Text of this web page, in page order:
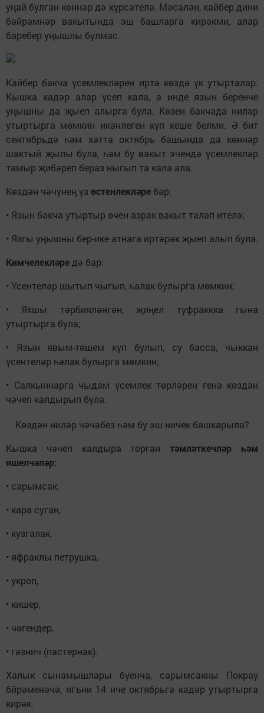
уңай булган көннәр дә күрсәтелә. Мәсәлән, кайбер дини
бәйрәмнәр вакытында эш башларга кирәкми, алар
баребер уңышлы булмас.
Кайбер бакча үсемлекләрен иртә көздә үк утырталар.
Кышка кадәр алар үсеп кала, ә инде язын беренче
уңышны да җыеп алырга була. Көзен бакчада ниләр
утыртырга мөмкин икәнлеген күп кеше белми. Ә бит
сентябрьдә һәм хәтта октябрь башында да көннәр
шактый җылы була, һәм бу вакыт эчендә үсемлекләр
тамыр җибәреп бераз ныгып та кала ала.
Көздән чәчүнең үз өстенлекләре бар:
• Язын бакча утыртыр өчен азрак вакыт таләп ителә;
• Язгы уңышны бер-ике атнага иртәрәк җыеп алып була.
Кимчелекләре дә бар:
• Үсентеләр шытып чыгып, һәлак булырга мөмкин;
• Яхшы тәрбияләнгән, җиңел туфраккка гына
утыртырга була;
• Язын явым-төшем күп булып, су басса, чыккан
үсентеләр һәлак булырга мөмкин;
• Салкыннарга чыдам үсемлек төрләрен генә көздән
чәчеп калдырып була.
Көздән ниләр чәчәбез һәм бу эш ничек башкарыла?
Кышка чәчеп калдыра торгантәмләткечләр һәм
яшелчәләр:
• сарымсак,
• кара суган,
• кузгалак,
• яфраклы петрушка,
• укроп,
• кишер,
• чөгендер,
• гәзнич (пастернак).
Халык сынамышлары буенча, сарымсакны Покрау
бйрәменәчә, ягъни 14 нче октябрьгә кадәр утыртырга
кирәк.